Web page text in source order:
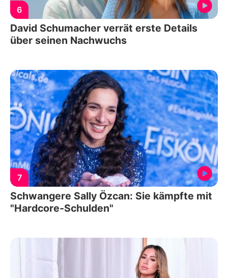
6
David Schumacher verrät erste Details
über seinen Nachwuchs
7
Schwangere Sally Özcan: Sie kämpfte mit
"Hardcore-Schulden"